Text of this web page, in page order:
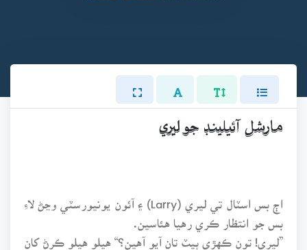
مارشل آئيلينڊ جو ليري
اڄ بس اسٽال تي ليري (Larry) ۽ آئون يونيورسٽي وڃڻ لاءِ
بس جو انتظار ڪري رهيا هئاسين.
”ليري! تون ڪهڙي ٻيٽ تان آيو آهين؟“ هيلو هيلو ڪرڻ کان